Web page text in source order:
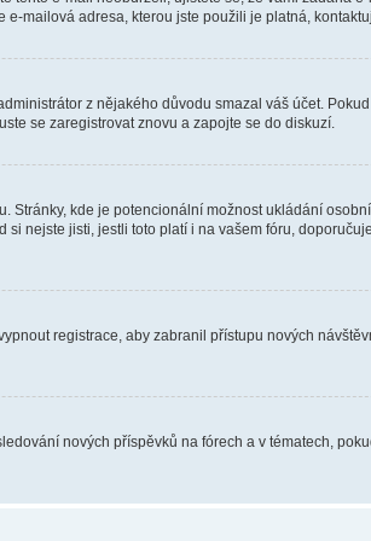
mailová adresa, kterou jste použili je platná,
z nějakého důvodu smazal váš účet.
se zaregistrovat znovu a zapojte se do diskuzí.
kde je potencionální možnost ukládání
nejste jisti, jestli toto platí i na vašem fóru,
registrace, aby zabranil přístupu nových
nových příspěvků na fórech a v tématech,